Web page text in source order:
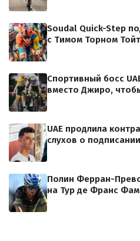
Soudal Quick-Step
с Тимом Торном
Спортивный босс
вместо Джиро,
UAE продлила
слухов о
Полин Ферран-
на Тур де Франс